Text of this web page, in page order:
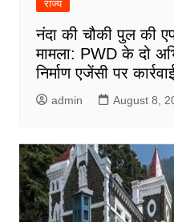
राज्य
नंदा की चौकी पुल की
मामला: PWD के दो
निर्माण एजेंसी पर
admin August 8,